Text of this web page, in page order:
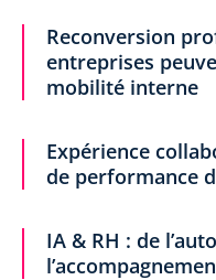
Reconversion
entreprises
mobilité interne
Expérience
de performance
IA & RH : de